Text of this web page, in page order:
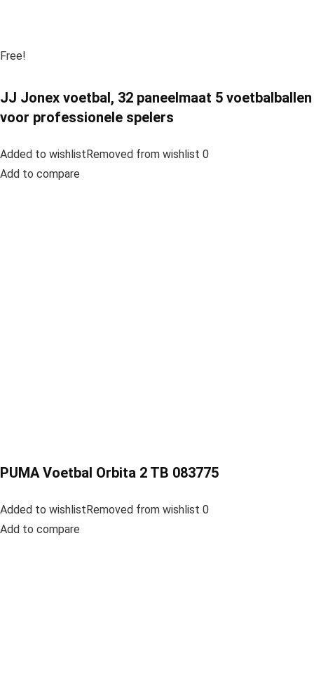
Free!
JJ Jonex voetbal, 32 paneelmaat 5 voetbalballen
voor professionele spelers
Added to wishlistRemoved from wishlist 0
Add to compare
PUMA Voetbal Orbita 2 TB 083775
Added to wishlistRemoved from wishlist 0
Add to compare